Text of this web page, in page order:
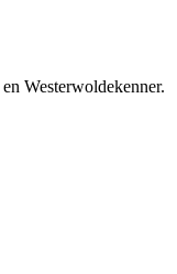
Westerwoldekenner.